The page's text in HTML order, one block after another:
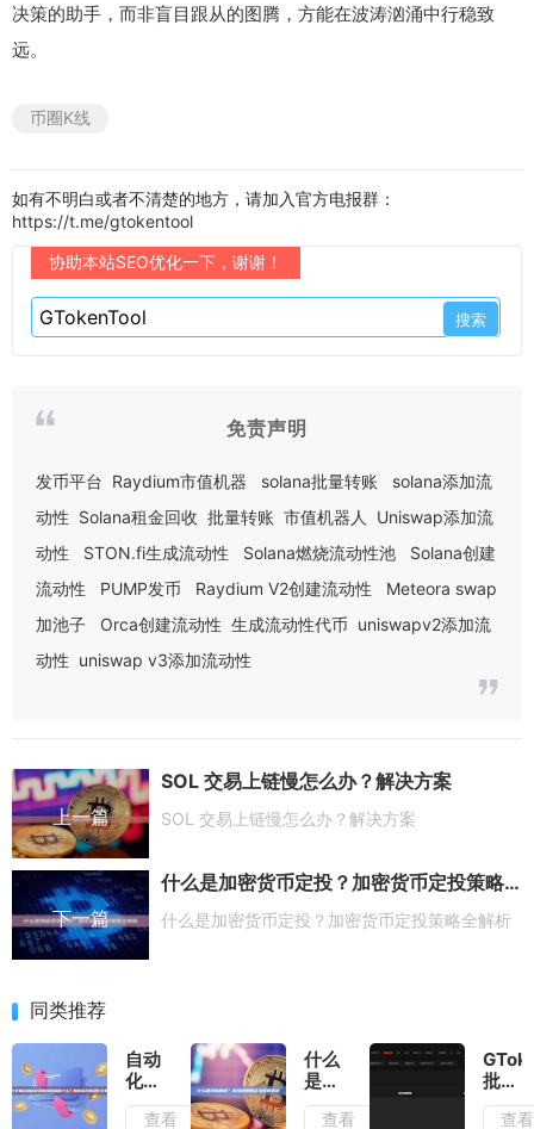
决策的助手，而非盲目跟从的图腾，方能在波涛汹涌中行稳致
远。
币圈K线
如有不明白或者不清楚的地方，请加入官方电报群：
https://t.me/gtokentool
协助本站SEO优化一下，谢谢！
免责声明
发币平台 Raydium市值机器 solana批量转账
solana添加流
动性 Solana租金回收 批量转账 市值机器人
Uniswap添加流
动性
STON.fi生成流动性 Solana燃烧流动性池
Solana创建
流动性
PUMP发币 Raydium V2创建流动性
Meteora swap
加池子
Orca创建流动性 生成流动性代币 uniswapv2添加流
动性 uniswap v3添加流动性
上一篇
SOL 交易上链慢怎么办？解决方案
SOL 交易上链慢怎么办？解决方案
下一篇
什么是加密货币定投？加密货币定投策略全解析
什么是加密货币定投？加密货币定投策略全解析
同类推荐
自动
化交
易在
加密
查看
什么
是风
险规
避？
查看
批量
转
账”工
查看